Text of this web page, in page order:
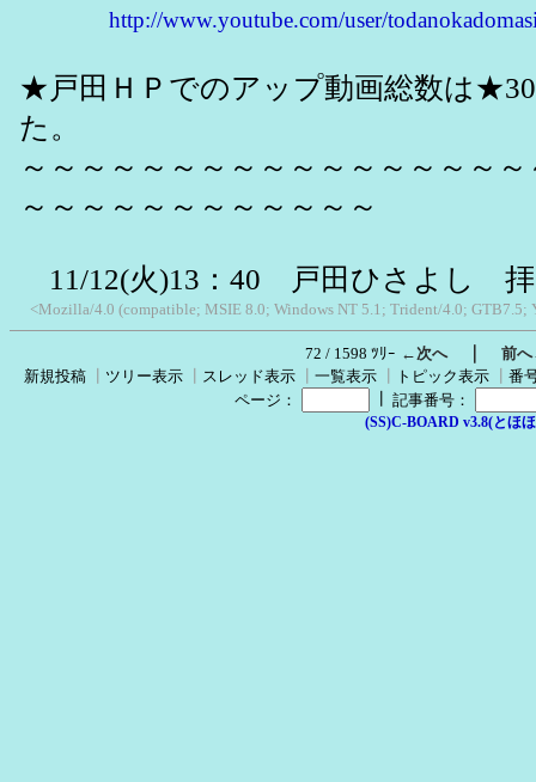
http://www.youtube.com/user/
★戸田ＨＰでのアップ動画総数は
た。
～～～～～～～～～～～～～～～～
～～～～～～～～～～～～
11/12(火)13：40 戸田ひさよし
<Mozilla/4.0 (compatible; MSIE 8.0; Windows NT 5.1; Trident/4.0; GTB7.5;
72 / 1598 ﾂﾘｰ ←次へ｜ 前
新規投稿
ツリー表示 スレッド表示 一覧表示 トピック表示
番
ページ：
記事番号：
(SS)C-BOARD v3.8(とほ